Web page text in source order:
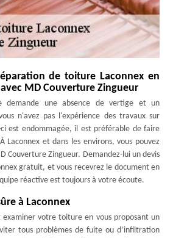
de toiture Laconnex en
MD Couverture Zingueur
demande une absence de vertige et un
n'avez pas l'expérience des travaux sur
est endommagée, il est préférable de faire
Laconnex et dans les environs, vous pouvez
Couverture Zingueur. Demandez-lui un devis
gratuit, et vous recevrez le document en
réactive est toujours à votre écoute.
à Laconnex
examiner votre toiture en vous proposant un
tous problèmes de fuite ou d’infiltration